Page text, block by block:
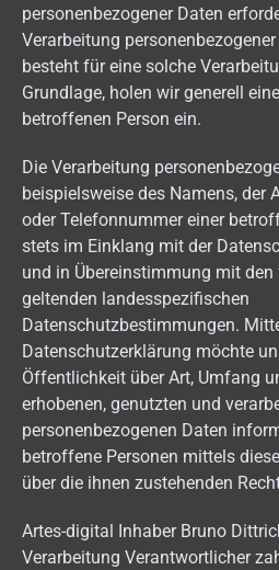
personenbezogener Daten
Verarbeitung
besteht für eine solche
Grundlage, holen wir generell
betroffenen Person ein.
Die Verarbeitung
beispielsweise des Namens, der
oder Telefonnummer einer
stets im Einklang mit der
und in Übereinstimmung mit
geltenden landesspezifischen
Datenschutzbestimmungen.
Datenschutzerklärung möchte
Öffentlichkeit über Art, Umfang
erhobenen, genutzten und
personenbezogenen Daten
betroffene Personen mittels
über die ihnen zustehenden
Artes-digital Inhaber Bruno
Verarbeitung Verantwortlicher